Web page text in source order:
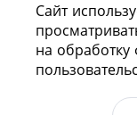
Пр-т
г. Минск,
Сайт
на